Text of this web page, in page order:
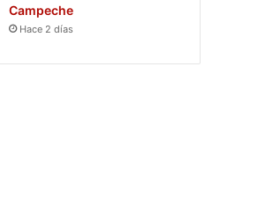
Campeche
Hace 2 días